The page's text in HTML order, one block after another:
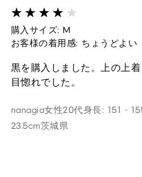
購入サイズ: M
お客様の着用感: ちょうどよい
黒を購入しました。上の上
目惚れでした。
nanagia女性20代身長: 151 -
23.5cm茨城県